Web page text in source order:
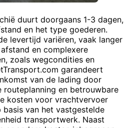
duurt doorgaans 1-3 dagen,
en het type goederen.
levertijd variëren, vaak langer
en complexere
zoals wegcondities en
garandeert
van de lading door
routeplanning en betrouwbare
kosten voor vrachtvervoer
van het vastgestelde
transportwerk. Naast